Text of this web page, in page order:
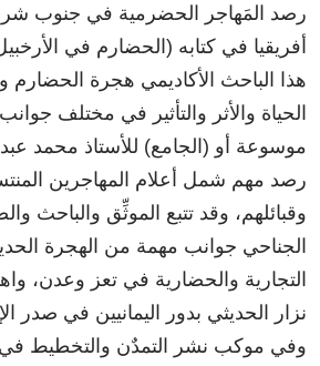
رصد المَهاجر الحضرمية في جنوب
أفريقيا في كتابه (الحضارم في
هذا الباحث الأكاديمي هجرة الحضارم
الحياة والأثر والتأثير في مختلف
موسوعة أو (الجامع) للأستاذ محمد
رصد مهم شمل أعلام المهاجرين
وقبائلهم، وقد تتبع الموثِّق والباحث
الجناحي جوانب مهمة من الهجرة
التجارية والحضارية في تعز وعدن،
نزار الحديثي بدور اليمانيين في صدر
وفي موكب نشر التمدٌن والتخطيط في